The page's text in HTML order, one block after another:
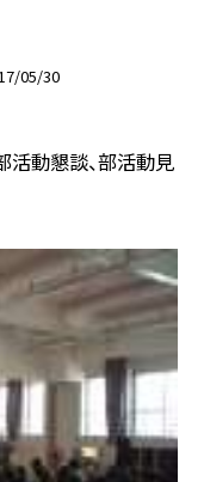
05/30
活動懇談、部活動見